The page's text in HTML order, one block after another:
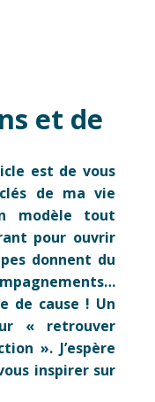
et de
est de vous
de ma vie
modèle tout
pour ouvrir
donnent du
de cause ! Un
« retrouver
». J’espère
inspirer sur